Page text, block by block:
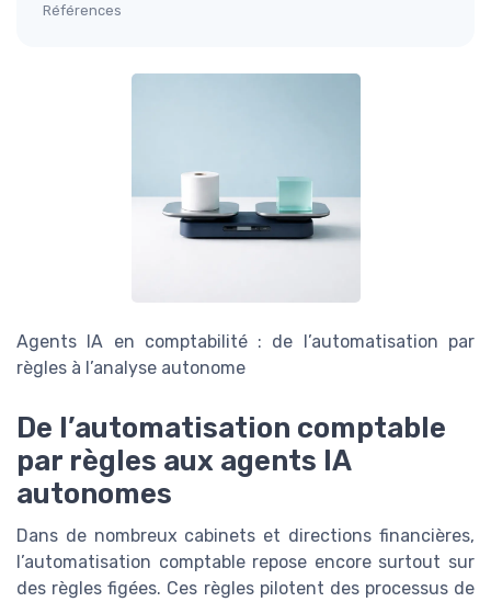
Références
Agents IA en comptabilité : de l’automatisation par
règles à l’analyse autonome
De l’automatisation comptable
par règles aux agents IA
autonomes
Dans de nombreux cabinets et directions financières,
l’automatisation comptable repose encore surtout sur
des règles figées. Ces règles pilotent des processus de